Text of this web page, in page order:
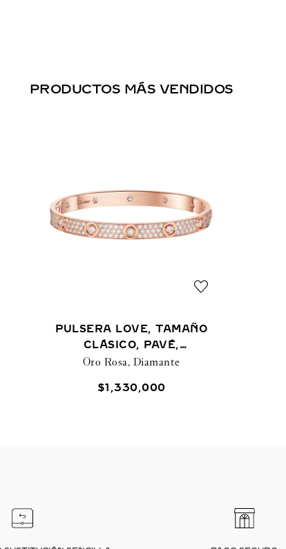
PRODUCTOS MÁS VENDIDOS
PULSERA LOVE, TAMAÑO
CLÁSICO, PAVÉ,
10 DIAMANTES
Oro Rosa, Diamante
$1 ,330,000